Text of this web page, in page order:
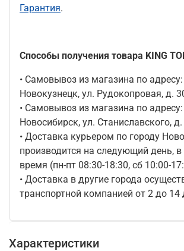
Гарантия.
Способы получения товара KING
• Самовывоз из магазина по адресу:
Новокузнецк, ул. Рудокопровая, д.
• Самовывоз из магазина по адресу:
Новосибирск, ул. Станиславского,
• Доставка курьером по городу
производится на следующий день, в
время (пн-пт 08:30-18:30, сб 10:00-
• Доставка в другие города
транспортной компанией от 2 до 14
Характеристики